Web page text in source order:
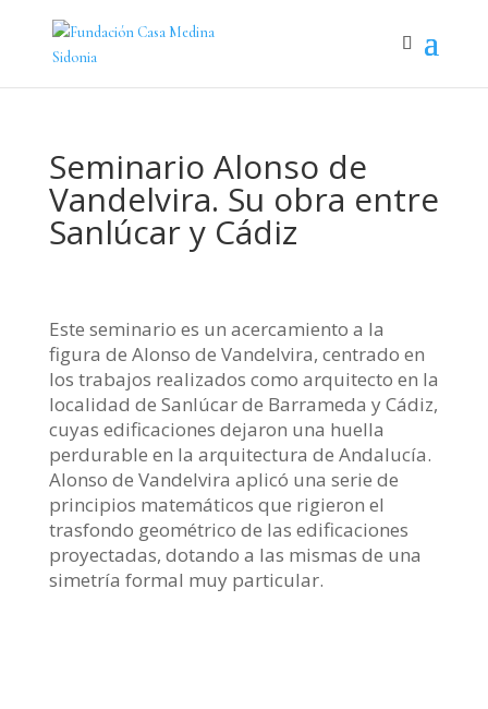
Seminario Alonso de
Vandelvira. Su obra entre
Sanlúcar y Cádiz
Este seminario es un acercamiento a la
figura de Alonso de Vandelvira, centrado en
los trabajos realizados como arquitecto en la
localidad de Sanlúcar de Barrameda y Cádiz,
cuyas edificaciones dejaron una huella
perdurable en la arquitectura de Andalucía.
Alonso de Vandelvira aplicó una serie de
principios matemáticos que rigieron el
trasfondo geométrico de las edificaciones
proyectadas, dotando a las mismas de una
simetría formal muy particular.